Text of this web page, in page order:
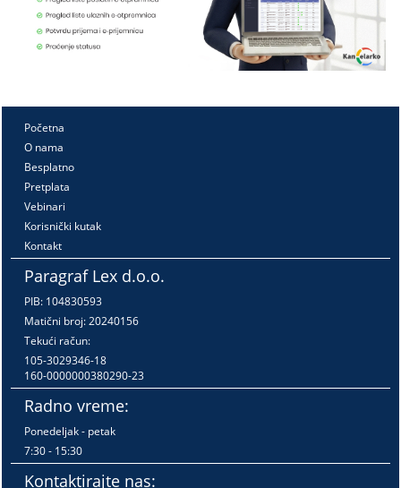
Početna
O nama
Besplatno
Pretplata
Vebinari
Korisnički kutak
Kontakt
Paragraf Lex d.o.o.
PIB: 104830593
Matični broj: 20240156
Tekući račun:
105-3029346-18
160-0000000380290-23
Radno vreme:
Ponedeljak - petak
7:30 - 15:30
Kontaktirajte nas: